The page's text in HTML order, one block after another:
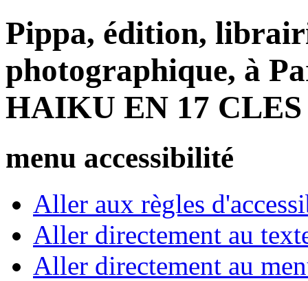
Pippa, édition,
photographique, à
HAIKU EN 17 CLES
menu accessibilité
Aller aux règles
Aller directement au
Aller directement au